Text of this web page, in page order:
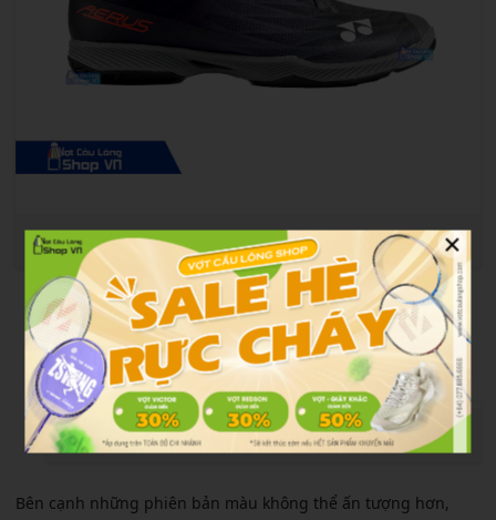
Màu Dark grey cực kỳ nam tính và mạnh mẽ
Ruby Red: Màu đỏ ruby nổi bật, mang lại sự bùng nổ và
cá tính cho những ai muốn tạo ấn tượng mạnh trên sân
cầu.
Màu Ruby red nổi bật và cực kỳ năng động
Bên cạnh những phiên bản màu không thể ấn tượng hơn,
×